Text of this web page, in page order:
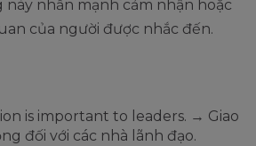
này nhấn mạnh cảm nhận hoặc
của người được nhắc đến.
is important to leaders. → Giao
đối với các nhà lãnh đạo.